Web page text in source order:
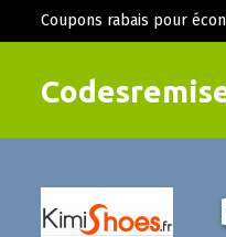
Coupons rabais pour